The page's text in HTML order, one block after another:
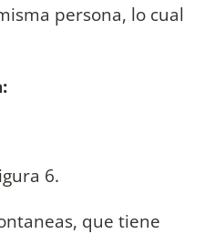
persona, lo cual
6.
que tiene